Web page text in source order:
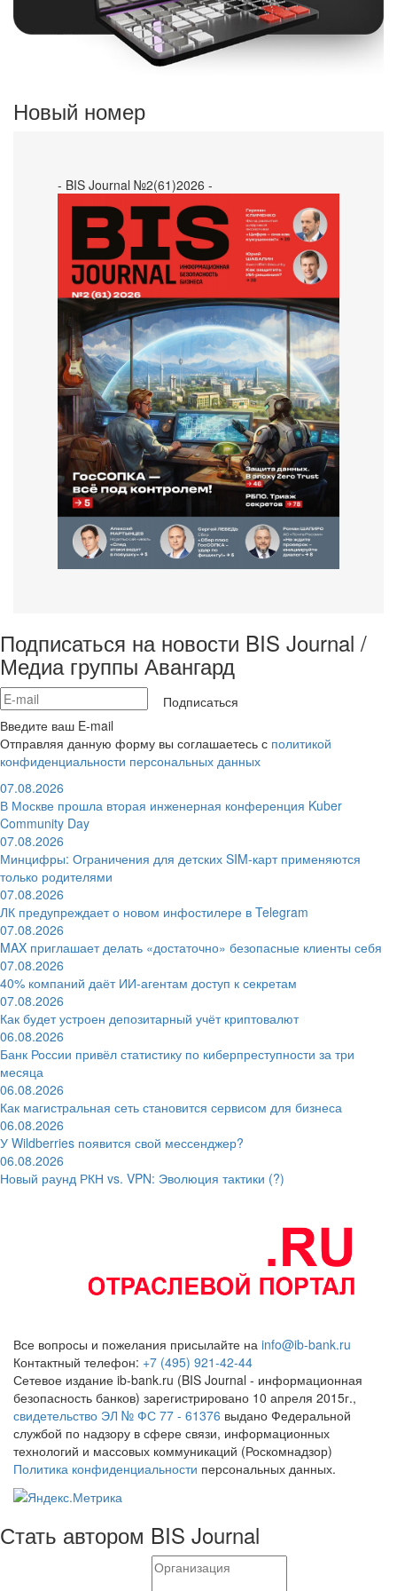
Новый номер
- BIS Journal №2(61)2026 -
Подписаться на новости BIS Journal /
Медиа группы Авангард
Подписаться
Введите ваш E-mail
Отправляя данную форму вы соглашаетесь с политикой
конфиденциальности персональных данных
07.08.2026
В Москве прошла вторая инженерная конференция Kuber
Community Day
07.08.2026
Минцифры: Ограничения для детских SIM-карт применяются
только родителями
07.08.2026
ЛК предупреждает о новом инфостилере в Telegram
07.08.2026
MAX приглашает делать «достаточно» безопасные клиенты себя
07.08.2026
40% компаний даёт ИИ‑агентам доступ к секретам
07.08.2026
Как будет устроен депозитарный учёт криптовалют
06.08.2026
Банк России привёл статистику по киберпреступности за три
месяца
06.08.2026
Как магистральная сеть становится сервисом для бизнеса
06.08.2026
У Wildberries появится свой мессенджер?
06.08.2026
Новый раунд РКН vs. VPN: Эволюция тактики (?)
Все вопросы и пожелания присылайте на info@ib-bank.ru
Контактный телефон: +7 (495) 921-42-44
Сетевое издание ib-bank.ru (BIS Journal - информационная
безопасность банков) зарегистрировано 10 апреля 2015г.,
свидетельство ЭЛ № ФС 77 - 61376 выдано Федеральной
службой по надзору в сфере связи, информационных
технологий и массовых коммуникаций (Роскомнадзор)
Политика конфиденциальности персональных данных.
Стать автором BIS Journal